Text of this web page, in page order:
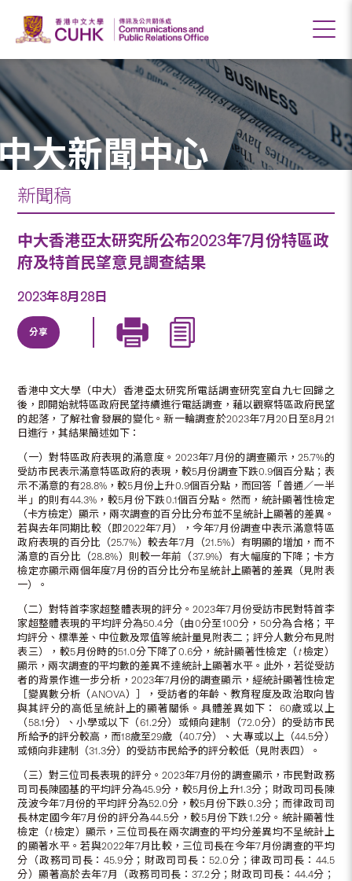
大新聞中心
新聞稿
中大香港亞太研究所公布2023年7月份特區政
府及特首民望意見調查結果
2023年8月28日
分享
香港中文大學（中大）香港亞太研究所電話調查研究室自九七回歸之
後，即開始就特區政府民望持續進行電話調查，藉以觀察特區政府民望
的起落，了解社會發展的變化。新一輪調查於2023年7月20日至8月21
日進行，其結果簡述如下：
（一）對特區政府表現的滿意度。2023年7月份的調查顯示，25.7%的
受訪市民表示滿意特區政府的表現，較5月份調查下跌0.9個百分點；表
示不滿意的有28.8%，較5月份上升0.9個百分點，而回答「普通／一半
半」的則有44.3%，較5月份下跌0.1個百分點。然而，統計顯著性檢定
（卡方檢定）顯示，兩次調查的百分比分布並不呈統計上顯著的差異。
若與去年同期比較（即2022年7月），今年7月份調查中表示滿意特區
政府表現的百分比（25.7%）較去年7月（21.5%）有明顯的增加，而不
滿意的百分比（28.8%）則較一年前（37.9%）有大幅度的下降；卡方
檢定亦顯示兩個年度7月份的百分比分布呈統計上顯著的差異（見附表
一）。
（二）對特首李家超整體表現的評分。2023年7月份受訪市民對特首李
家超整體表現的平均評分為50.4分（由0分至100分，50分為合格；平
均評分、標準差、中位數及眾值等統計量見附表二；評分人數分布見附
表三），較5月份時的51.0分下降了0.6分，統計顯著性檢定（t檢定）
顯示，兩次調查的平均數的差異不達統計上顯著水平。此外，若從受訪
者的背景作進一步分析，2023年7月份的調查顯示，經統計顯著性檢定
［變異數分析（ANOVA）］，受訪者的年齡、教育程度及政治取向皆
與其評分的高低呈統計上的顯著關係。具體差異如下： 60歲或以上
（58.1分）、小學或以下（61.2分）或傾向建制（72.0分）的受訪市民
所給予的評分較高，而18歲至29歲（40.7分）、大專或以上（44.5分）
或傾向非建制（31.3分）的受訪市民給予的評分較低（見附表四）。
（三）對三位司長表現的評分。2023年7月份的調查顯示，市民對政務
司司長陳國基的平均評分為45.9分，較5月份上升1.3分；財政司司長陳
茂波今年7月份的平均評分為52.0分，較5月份下跌0.3分；而律政司司
長林定國今年7月份的評分為44.5分，較5月份下跌1.2分。統計顯著性
檢定（t檢定）顯示，三位司長在兩次調查的平均分差異均不呈統計上
的顯著水平。若與2022年7月比較，三位司長在今年7月份調查的平均
分（政務司司長：45.9分；財政司司長：52.0分；律政司司長：44.5
分）顯著高於去年7月（政務司司長：37.2分；財政司司長：44.4分；